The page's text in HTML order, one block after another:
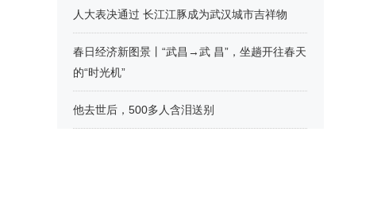
人大表决通过 长江江豚成为武汉城市吉祥物
春日经济新图景丨“武昌→武 昌”，坐趟开往春天
的“时光机”
他去世后，500多人含泪送别